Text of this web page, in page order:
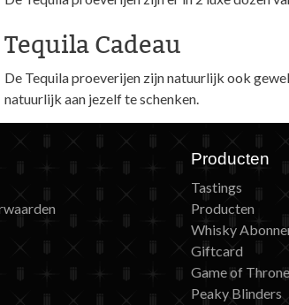
Tequila Cadeau
De Tequila proeverijen zijn natuurlijk ook
natuurlijk aan jezelf te schenken.
Producten
Tastings
Producten
Whisky
Giftcard
Game of
Peaky Blinders